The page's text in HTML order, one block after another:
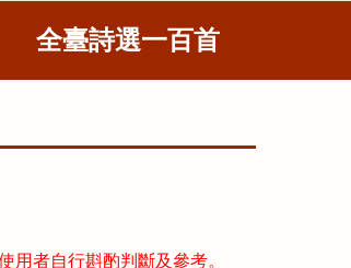
全臺詩選一百首
者自行斟酌判斷及參考。